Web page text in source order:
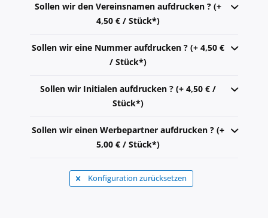
Sollen wir den Vereinsnamen aufdrucken ? (+
4,50 € / Stück*)
Sollen wir eine Nummer aufdrucken ? (+ 4,50 €
/ Stück*)
Sollen wir Initialen aufdrucken ? (+ 4,50 € /
Stück*)
Sollen wir einen Werbepartner aufdrucken ? (+
5,00 € / Stück*)
Konfiguration zurücksetzen